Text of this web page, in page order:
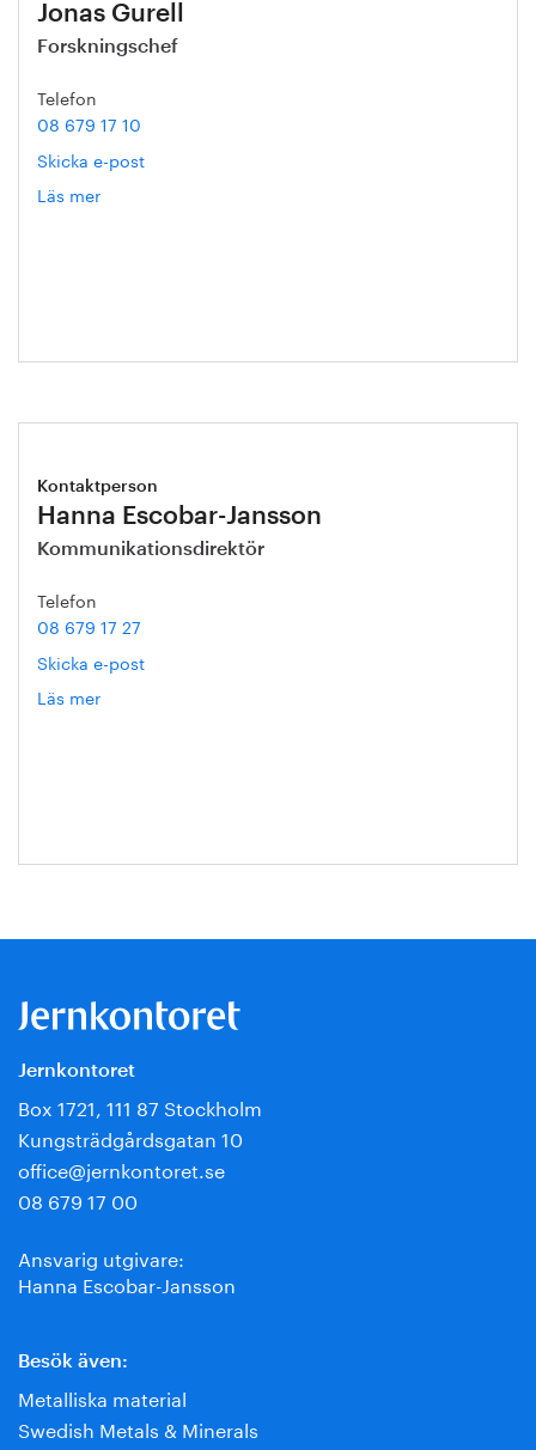
Jonas Gurell
Forskningschef
Telefon
08 679 17 10
Skicka e-post
Läs mer
Kontaktperson
Hanna Escobar-Jansson
Kommunikationsdirektör
Telefon
08 679 17 27
Skicka e-post
Läs mer
Jernkontoret
Box 1721, 111 87 Stockholm
Kungsträdgårdsgatan 10
office@jernkontoret.se
08 679 17 00
Ansvarig utgivare:
Hanna Escobar-Jansson
Besök även:
Metalliska material
Swedish Metals & Minerals